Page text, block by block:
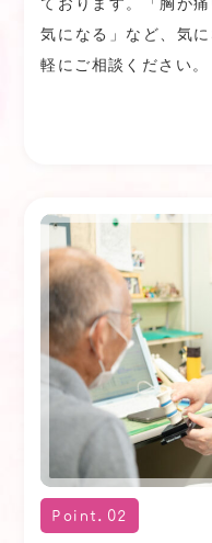
染対策を推進して
感染対策に関して
し、定期的に必要
け、院内感染対策
＊一般名処方管
当クリニックでは
とともに、医薬品
どを実施しています
後発医薬品のある
名を指定するので
た一般名処方（一
すること）を行う
よって特定の医薬
ても、患者様に必
ます。
気になる」など、気
軽にご相談ください。
Point.02